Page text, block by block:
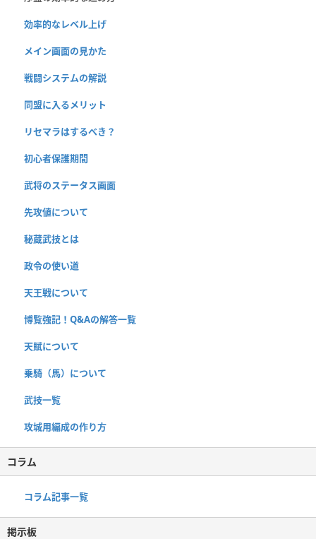
効率的なレベル上げ
メイン画面の見かた
戦闘システムの解説
同盟に入るメリット
リセマラはするべき？
初心者保護期間
武将のステータス画面
先攻値について
秘蔵武技とは
政令の使い道
天王戦について
博覧強記！Q&Aの解答一覧
天賦について
乗騎（馬）について
武技一覧
攻城用編成の作り方
コラム
コラム記事一覧
掲示板